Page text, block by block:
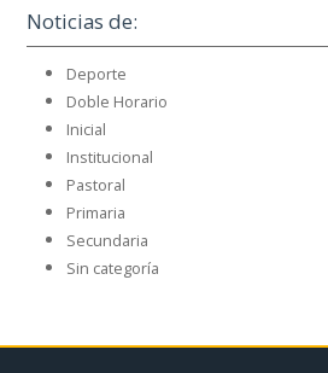
Noticias de:
Deporte
Doble Horario
Inicial
Institucional
Pastoral
Primaria
Secundaria
Sin categoría